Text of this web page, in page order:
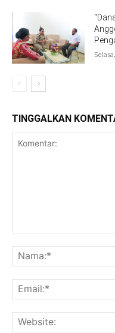
TINGGALKAN